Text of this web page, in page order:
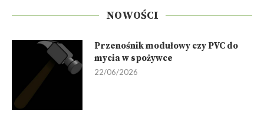
NOWOŚCI
Przenośnik modułowy czy PVC do
mycia w spożywce
22/06/2026